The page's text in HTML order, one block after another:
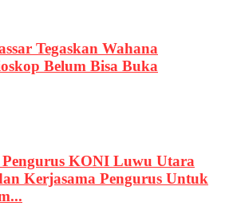
Tegaskan Wahana
Belum Bisa Buka
KONI Luwu Utara
Kerjasama Pengurus Untuk